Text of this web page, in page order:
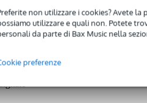
non utilizzare i cookies? Avete
utilizzare e quali non. Potete
da parte di Bax Music nella
preferenze
(0)